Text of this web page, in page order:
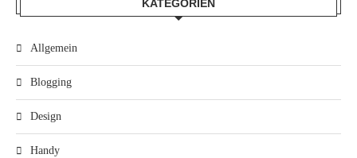
KATEGORIEN
Allgemein
Blogging
Design
Handy